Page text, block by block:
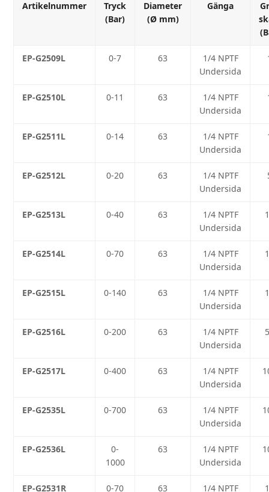
Artikelnummer
Tryck
(Bar)
Diameter
(Ø mm)
Gänga
EP-G2509L 0-7 63
1/4 NPTF
Undersida
EP-G2510L 0-11 63
1/4 NPTF
Undersida
EP-G2511L 0-14 63
1/4 NPTF
Undersida
EP-G2512L 0-20 63
1/4 NPTF
Undersida
EP-G2513L 0-40 63
1/4 NPTF
Undersida
EP-G2514L 0-70 63
1/4 NPTF
Undersida
EP-G2515L 0-140 63
1/4 NPTF
Undersida
EP-G2516L 0-200 63
1/4 NPTF
Undersida
EP-G2517L 0-400 63
1/4 NPTF
Undersida
EP-G2535L 0-700 63
1/4 NPTF
Undersida
EP-G2536L
0-
1000
63
1/4 NPTF
Undersida
EP-G2531R 0-70 63 1/4 NPTF